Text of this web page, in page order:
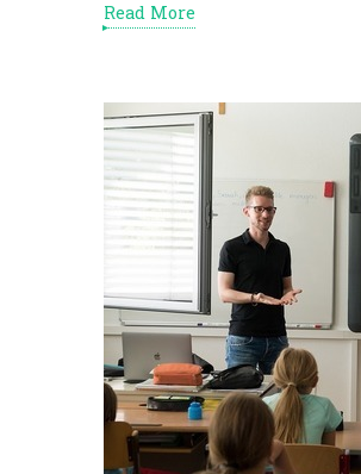
Read More